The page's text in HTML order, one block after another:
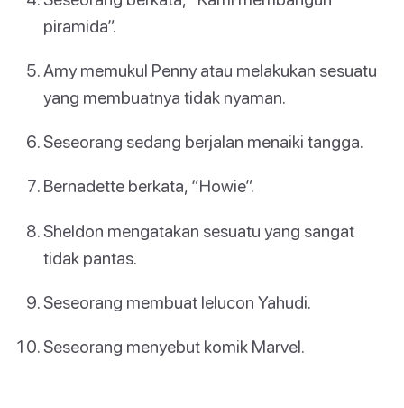
piramida”.
Amy memukul Penny atau melakukan sesuatu
yang membuatnya tidak nyaman.
Seseorang sedang berjalan menaiki tangga.
Bernadette berkata, “Howie”.
Sheldon mengatakan sesuatu yang sangat
tidak pantas.
Seseorang membuat lelucon Yahudi.
Seseorang menyebut komik Marvel.